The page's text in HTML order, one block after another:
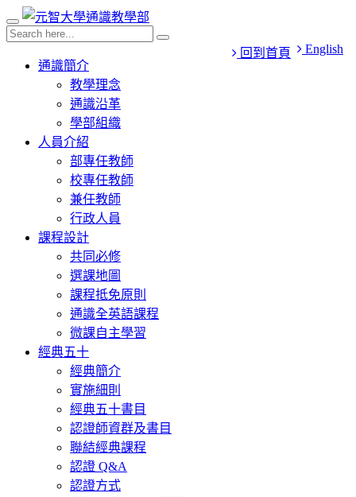
English
回到首頁
通識簡介
教學理念
通識沿革
學部組織
人員介紹
部專任教師
校專任教師
兼任教師
行政人員
課程設計
共同必修
選課地圖
課程抵免原則
通識全英語課程
微課自主學習
經典五十
經典簡介
實施細則
經典五十書目
認證師資群及書目
聯結經典課程
認證 Q&A
認證方式